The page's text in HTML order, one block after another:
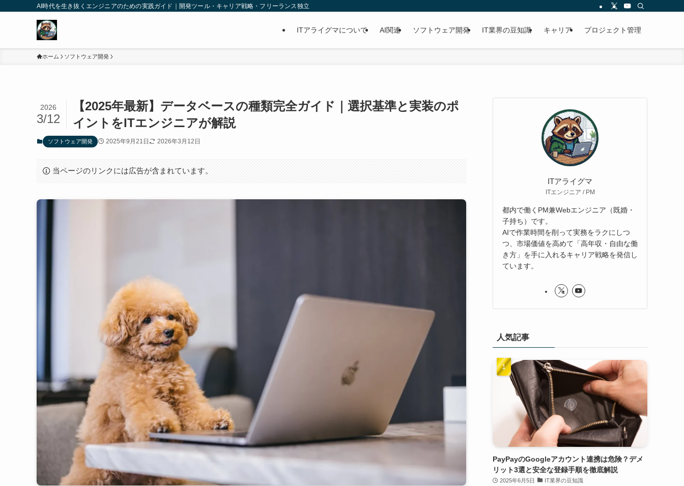
AI時代を生き抜くエンジニアのための実践ガイド｜開発ツール・キャリア戦略・フリーランス独立
ITアライグマについて AI関連 ソフトウェア開発 IT業界の豆知識 キャリア プロジェクト管理
ホーム ソフトウェア開発
【2025年最新】データベースの種類完全ガイド｜選択基準と実装のポ
イントをITエンジニアが解説
2026
3/12
ソフトウェア開発 2025年9月21日 2026年3月12日
当ページのリンクには広告が含まれています。
ITアライグマ
ITエンジニア / PM
都内で働くPM兼Webエンジニア（既婚・
子持ち）です。
AIで作業時間を削って実務をラクにしつ
つ、市場価値を高めて「高年収・自由な働
き方」を手に入れるキャリア戦略を発信し
ています。
人気記事
PayPayのGoogleアカウント連携は危険？デメ
リット3選と安全な登録手順を徹底解説
2025年6月5日 IT業界の豆知識